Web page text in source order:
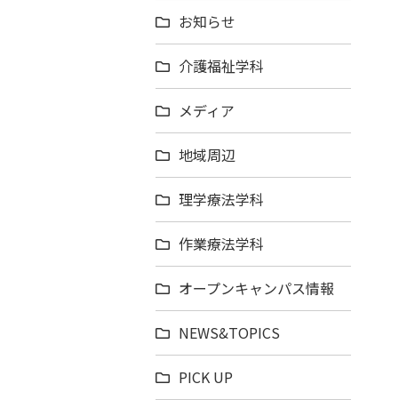
お知らせ
介護福祉学科
メディア
地域周辺
理学療法学科
作業療法学科
オープンキャンパス情報
NEWS&TOPICS
PICK UP